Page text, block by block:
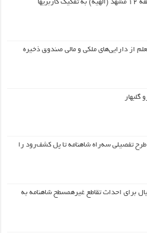
از دارایی‌های ملکی و مالی صندوق ذخیره
گلبهار
تفصیلی سه‌راه شاهنامه تا پل کشف‌رود را
ریال برای احداث تقاطع غیرهمسطح شاهنامه به